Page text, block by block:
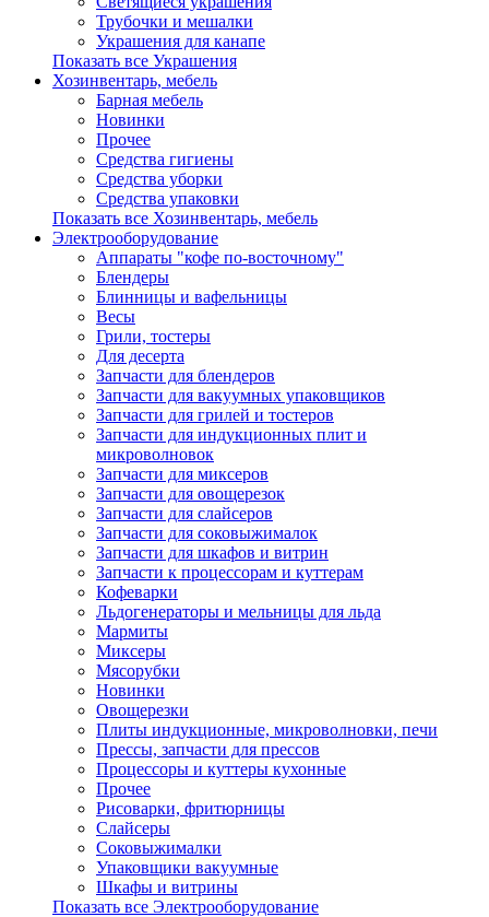
Трубочки и мешалки
Украшения для канапе
Показать все Украшения
Хозинвентарь, мебель
Барная мебель
Новинки
Прочее
Средства гигиены
Средства уборки
Средства упаковки
Показать все Хозинвентарь, мебель
Электрооборудование
Аппараты "кофе по-восточному"
Блендеры
Блинницы и вафельницы
Весы
Грили, тостеры
Для десерта
Запчасти для блендеров
Запчасти для вакуумных упаковщиков
Запчасти для грилей и тостеров
Запчасти для индукционных плит и
микроволновок
Запчасти для миксеров
Запчасти для овощерезок
Запчасти для слайсеров
Запчасти для соковыжималок
Запчасти для шкафов и витрин
Запчасти к процессорам и куттерам
Кофеварки
Льдогенераторы и мельницы для льда
Мармиты
Миксеры
Мясорубки
Новинки
Овощерезки
Плиты индукционные, микроволновки, печи
Прессы, запчасти для прессов
Процессоры и куттеры кухонные
Прочее
Рисоварки, фритюрницы
Слайсеры
Соковыжималки
Упаковщики вакуумные
Шкафы и витрины
Показать все Электрооборудование